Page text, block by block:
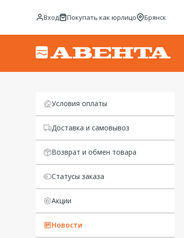
Вход Покупать как юрлицо Брянск
Условия оплаты
Доставка и самовывоз
Возврат и обмен товара
Статусы заказа
Акции
Новости